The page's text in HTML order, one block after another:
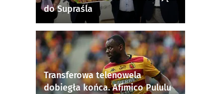
do Supraśla
Transferowa telenowela
dobiegła końca. Afimico Pululu